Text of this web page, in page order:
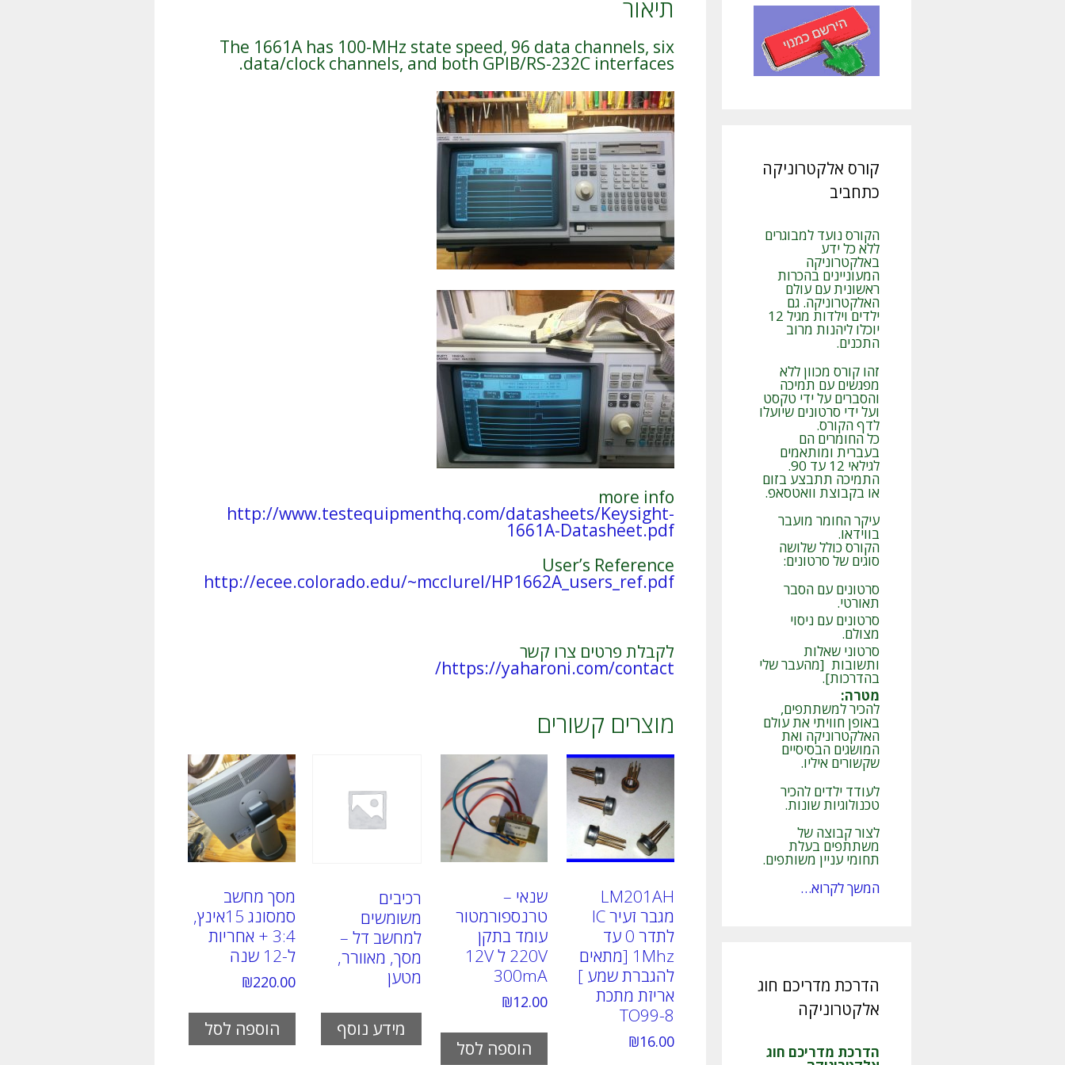
תיאור
The 1661A has 100-MHz state speed, 96 data channels, six
data/clock channels, and both GPIB/RS-232C interfaces.
more info
http://www.testequipmenthq.com/datasheets/Keysight-
1661A-Datasheet.pdf
User’s Reference
http://ecee.colorado.edu/~mcclurel/HP1662A_users_ref.pdf
לקבלת פרטים צרו קשר
https://yaharoni.com/contact/
מוצרים קשורים
LM201AH
מגבר זעיר IC
לתדר 0 עד
1Mhz [מתאים
להגברת שמע ]
אריזת מתכת
TO99-8
₪16.00
שנאי –
טרנספורמטור
עומד בתקן
220V ל 12V
300mA
₪12.00
הוספה לסל
רכיבים
משומשים
למחשב דל –
מסך, מאוורר,
מטען
מידע נוסף
מסך מחשב
סמסונג 15אינץ,
3:4 + אחריות
ל-12 שנה
₪220.00
הוספה לסל
קורס אלקטרוניקה
כתחביב
הקורס נועד למבוגרים
ללא כל ידע
באלקטרוניקה
המעוניינים בהכרות
ראשונית עם עולם
האלקטרוניקה. גם
ילדים וילדות מגיל 12
יוכלו ליהנות מרוב
התכנים.
זהו קורס מכוון ללא
מפגשים עם תמיכה
והסברים על ידי טקסט
ועל ידי סרטונים שיועלו
לדף הקורס.
כל החומרים הם
בעברית ומותאמים
לגילאי 12 עד 90.
התמיכה תתבצע בזום
או בקבוצת וואטסאפ.
עיקר החומר מועבר
בווידאו.
הקורס כולל שלושה
סוגים של סרטונים:
סרטונים עם הסבר
תאורטי.
סרטונים עם ניסוי
מצולם.
סרטוני שאלות
ותשובות [מהעבר שלי
בהדרכות].
מטרה:
להכיר למשתתפים,
באופן חוויתי את עולם
האלקטרוניקה ואת
המושגים הבסיסיים
שקשורים איליו.
לעודד ילדים להכיר
טכנולוגיות שונות.
לצור קבוצה של
משתתפים בעלת
תחומי עניין משותפים.
המשך לקרוא…
הדרכת מדריכם חוג
אלקטרוניקה
הדרכת מדריכם חוג